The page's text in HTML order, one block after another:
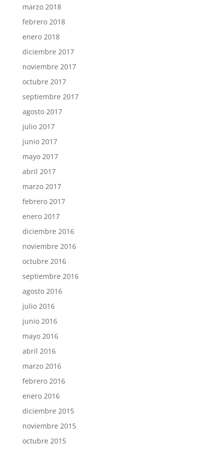
marzo 2018
febrero 2018
enero 2018
diciembre 2017
noviembre 2017
octubre 2017
septiembre 2017
agosto 2017
julio 2017
junio 2017
mayo 2017
abril 2017
marzo 2017
febrero 2017
enero 2017
diciembre 2016
noviembre 2016
octubre 2016
septiembre 2016
agosto 2016
julio 2016
junio 2016
mayo 2016
abril 2016
marzo 2016
febrero 2016
enero 2016
diciembre 2015
noviembre 2015
octubre 2015